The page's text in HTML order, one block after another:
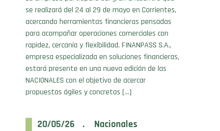
acercando herramientas financieras pensadas
para acompañar operaciones comerciales con
rapidez, cercanía y flexibilidad. FINANPASS S.A.,
empresa especializada en soluciones financieras,
estará presente en una nueva edición de las
NACIONALES con el objetivo de acercar
propuestas ágiles y concretas […]